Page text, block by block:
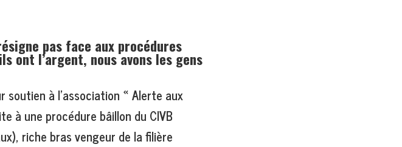
pas face aux procédures
ont l’argent, nous avons les gens
à l’association « Alerte aux
à une procédure bâillon du CIVB
riche bras vengeur de la filière